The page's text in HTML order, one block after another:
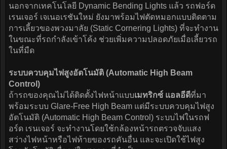
นอกจากเทคโนโลยี Dynamic Bending Lights แล้ว รถฟอร์ด
เรนเจอร์ เจเนอเรชันใหม่ ยังมาพร้อมไฟตัดหมอกแบบติดตาม
การเลี้ยวของพวงมาลัย (Static Cornering Lights) ที่จะทำงาน
ในขณะที่รถกำลังเข้าโค้ง ช่วยเพิ่มความปลอดภัยเมื่อเลี้ยวรถ
ในที่มืด
ระบบควบคุมไฟสูงอัตโนมัติ (Automatic High Beam
Control)
ถ้ารถของคุณไม่ได้ติดตั้งไฟหน้าแบบเมทริกซ์ แอลอีดีที่มา
พร้อมระบบ Glare-Free High Beam แต่มีระบบควบคุมไฟสูง
อัตโนมัติ (Automatic High Beam Control) ระบบไฟในรถฟ
อร์ด เรนเจอร์ จะทำงานโดยใช้กล้องหน้ารถตรวจจับแสง
สว่างไฟหน้าหรือไฟท้ายของรถคันอื่น และจะเปิดใช้ไฟสูง